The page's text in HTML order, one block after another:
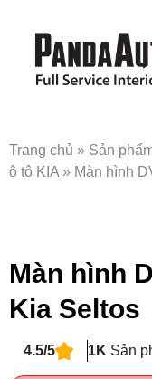
Trang chủ » Sản
ô tô KIA » Màn hình
Màn hình
Kia Seltos
4.5/5 1K Sản